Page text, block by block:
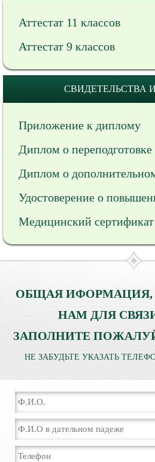
Аттестат 11 классов
Аттестат 9 классов
СВИДЕТЕЛЬСТВА
Приложение к диплому
Диплом о переподготовке
Диплом о
Удостоверение о
Медицинский сертификат
ОБЩАЯ ИФОРМАЦИЯ,
НАМ ДЛЯ
ЗАПОЛНИТЕ
НЕ ЗАБУДЬТЕ УКАЗАТЬ